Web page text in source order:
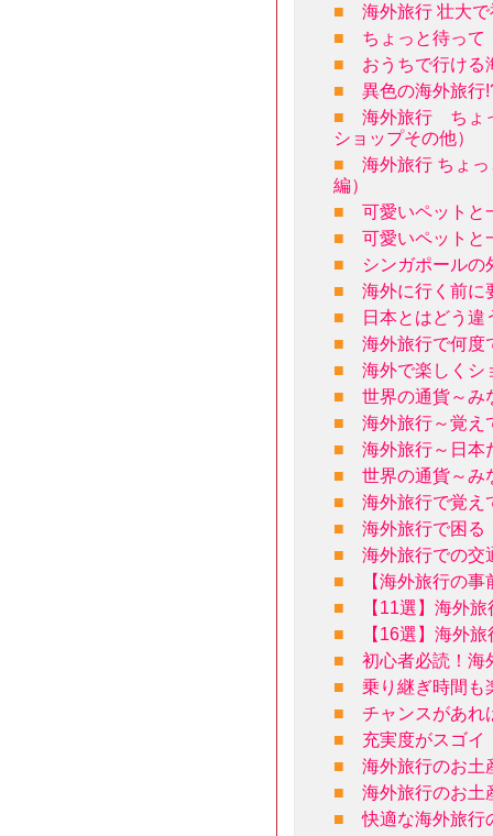
■
海外旅行 壮大
■
ちょっと待って
■
おうちで行ける
■
異色の海外旅行
■
海外旅行 ちょ
ショップその他）
■
海外旅行 ちょ
編）
■
可愛いペットと
■
可愛いペットと
■
シンガポールの
■
海外に行く前に
■
日本とはどう違
■
海外旅行で何度
■
海外で楽しくシ
■
世界の通貨～み
■
海外旅行～覚え
■
海外旅行～日本
■
世界の通貨～み
■
海外旅行で覚え
■
海外旅行で困る
■
海外旅行での交
■
【海外旅行の
■
【11選】海外
■
【16選】海外
■
初心者必読！海
■
乗り継ぎ時間も
■
チャンスがあれ
■
充実度がスゴイ
■
海外旅行のお土
■
海外旅行のお土
■
快適な海外旅行